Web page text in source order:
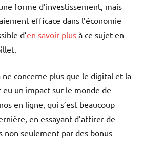
forme d’investissement, mais
efficace dans l’économie
d’en savoir plus à ce sujet en
concerne plus que le digital et la
un impact sur le monde de
en ligne, qui s’est beaucoup
en essayant d’attirer de
non seulement par des bonus